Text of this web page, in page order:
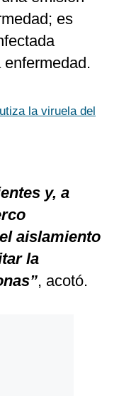
es
la viruela del
y, a
aislamiento
la
, acotó.